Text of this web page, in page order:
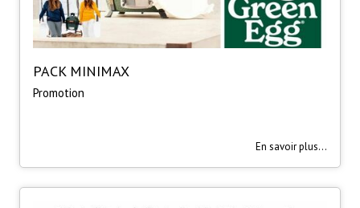
PACK MINIMAX
Promotion
En savoir plus...